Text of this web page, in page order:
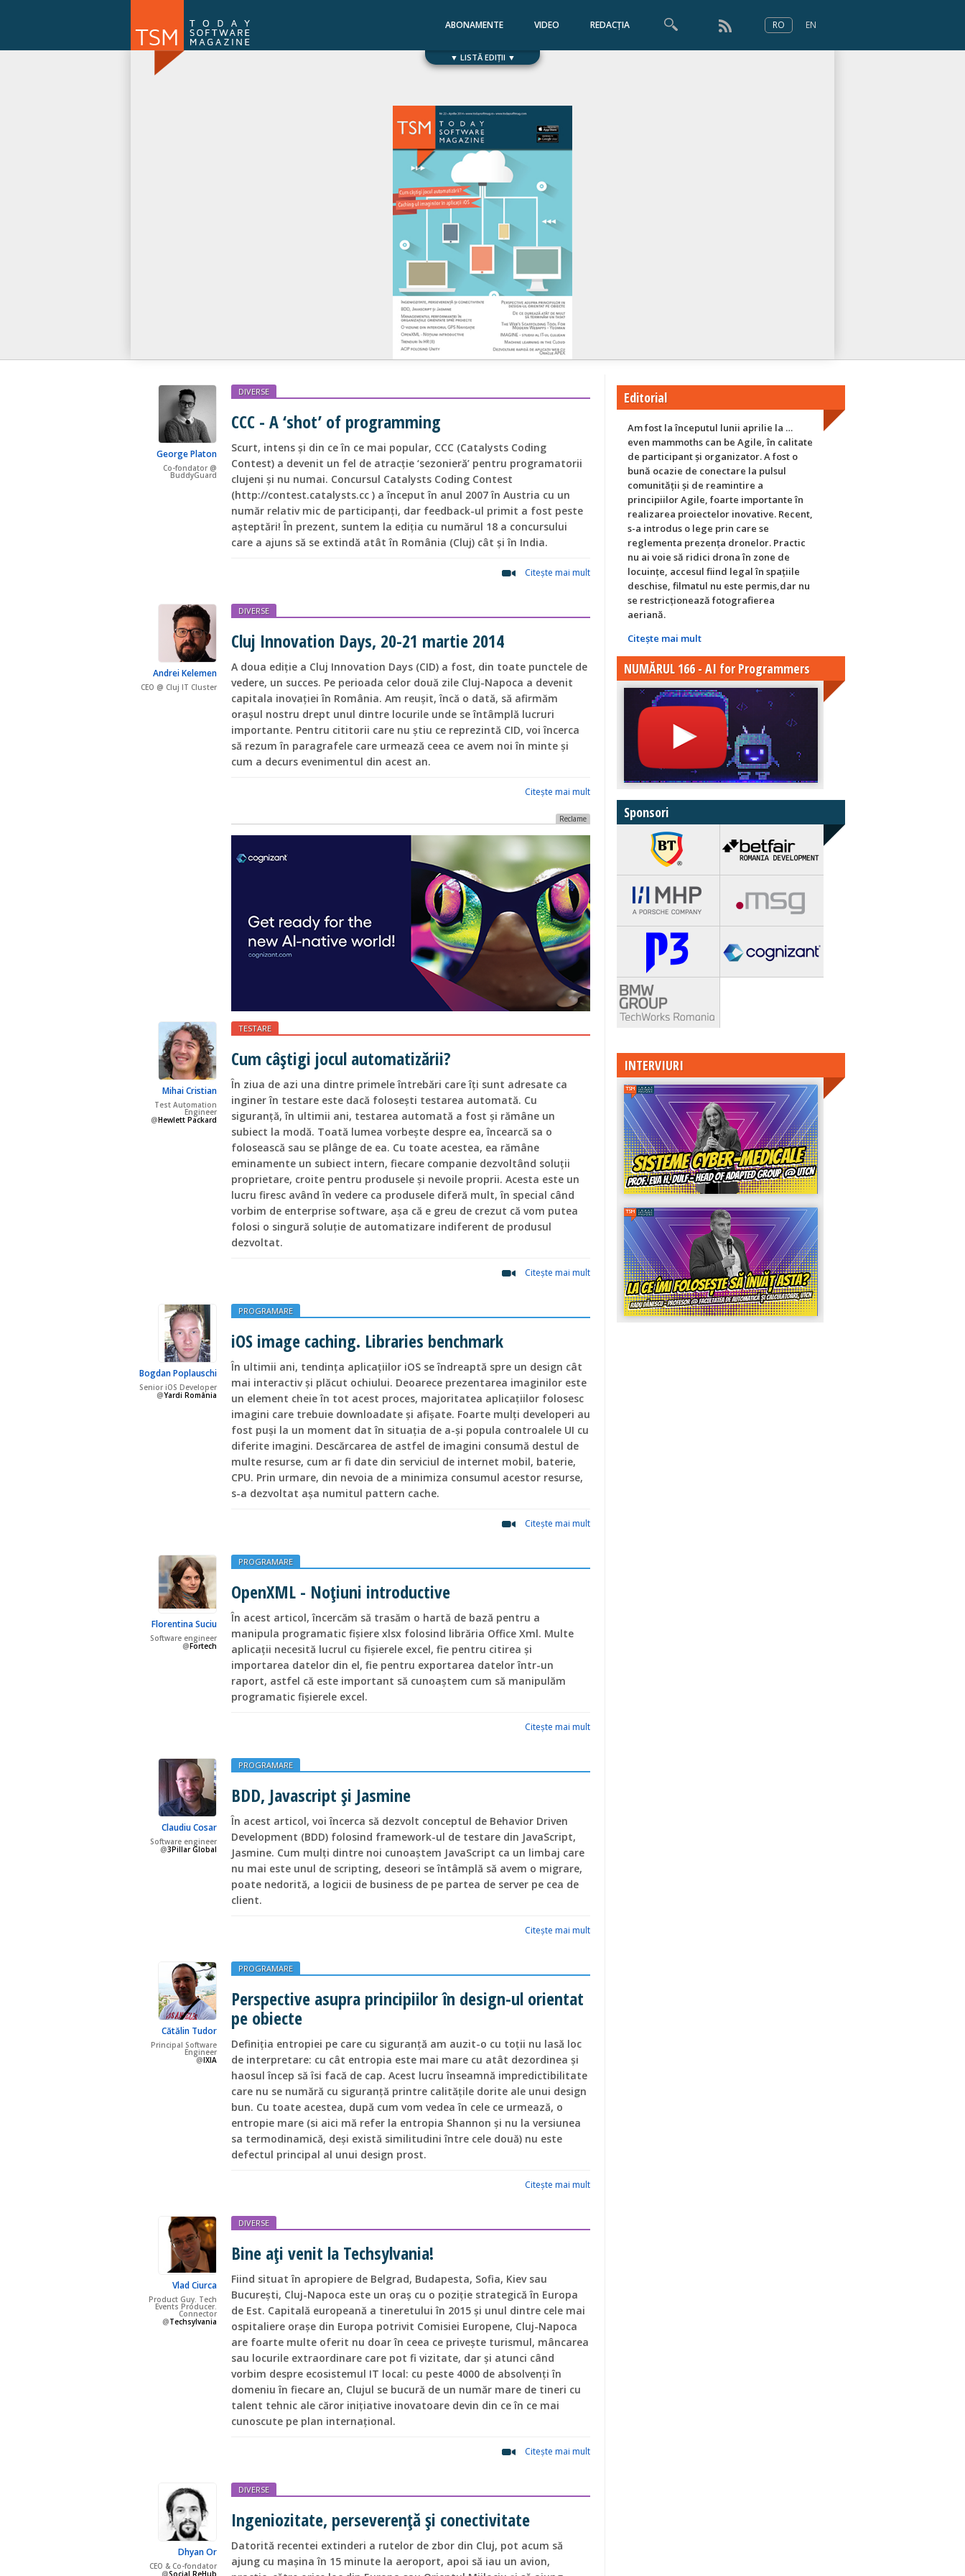
ABONAMENTE VIDEO REDACȚIA RO EN
▼ LISTĂ EDIȚII ▼
George Platon
Co-fondator @
BuddyGuard
DIVERSE
CCC - A ‘shot’ of programming
Scurt, intens și din ce în ce mai popular, CCC (Catalysts Coding
Contest) a devenit un fel de atracție ‘sezonieră’ pentru programatorii
clujeni și nu numai. Concursul Catalysts Coding Contest
(http://contest.catalysts.cc ) a început în anul 2007 în Austria cu un
număr relativ mic de participanți, dar feedback-ul primit a fost peste
așteptări! În prezent, suntem la ediția cu numărul 18 a concursului
care a ajuns să se extindă atât în România (Cluj) cât și în India.
Citeşte mai mult
Andrei Kelemen
CEO @ Cluj IT Cluster
DIVERSE
Cluj Innovation Days, 20-21 martie 2014
A doua ediție a Cluj Innovation Days (CID) a fost, din toate punctele de
vedere, un succes. Pe perioada celor două zile Cluj-Napoca a devenit
capitala inovației în România. Am reușit, încă o dată, să afirmăm
orașul nostru drept unul dintre locurile unde se întâmplă lucruri
importante. Pentru cititorii care nu știu ce reprezintă CID, voi încerca
să rezum în paragrafele care urmează ceea ce avem noi în minte și
cum a decurs evenimentul din acest an.
Citeşte mai mult
Reclame
Mihai Cristian
Test Automation
Engineer
@Hewlett Packard
TESTARE
Cum câştigi jocul automatizării?
În ziua de azi una dintre primele întrebări care îţi sunt adresate ca
inginer în testare este dacă foloseşti testarea automată. Cu
siguranţă, în ultimii ani, testarea automată a fost şi rămâne un
subiect la modă. Toată lumea vorbeşte despre ea, încearcă sa o
folosească sau se plânge de ea. Cu toate acestea, ea rămâne
eminamente un subiect intern, fiecare companie dezvoltând soluţii
proprietare, croite pentru produsele și nevoile proprii. Acesta este un
lucru firesc având în vedere ca produsele diferă mult, în special când
vorbim de enterprise software, aşa că e greu de crezut că vom putea
folosi o singură soluţie de automatizare indiferent de produsul
dezvoltat.
Citeşte mai mult
Bogdan Poplauschi
Senior iOS Developer
@Yardi România
PROGRAMARE
iOS image caching. Libraries benchmark
În ultimii ani, tendința aplicațiilor iOS se îndreaptă spre un design cât
mai interactiv și plăcut ochiului. Deoarece prezentarea imaginilor este
un element cheie în tot acest proces, majoritatea aplicațiilor folosesc
imagini care trebuie downloadate și afișate. Foarte mulți developeri au
fost puși la un moment dat în situația de a-și popula controalele UI cu
diferite imagini. Descărcarea de astfel de imagini consumă destul de
multe resurse, cum ar fi date din serviciul de internet mobil, baterie,
CPU. Prin urmare, din nevoia de a minimiza consumul acestor resurse,
s-a dezvoltat așa numitul pattern cache.
Citeşte mai mult
Florentina Suciu
Software engineer
@Fortech
PROGRAMARE
OpenXML - Noţiuni introductive
În acest articol, încercăm să trasăm o hartă de bază pentru a
manipula programatic fişiere xlsx folosind librăria Office Xml. Multe
aplicaţii necesită lucrul cu fişierele excel, fie pentru citirea şi
importarea datelor din el, fie pentru exportarea datelor într-un
raport, astfel că este important să cunoaştem cum să manipulăm
programatic fişierele excel.
Citeşte mai mult
Claudiu Cosar
Software engineer
@3Pillar Global
PROGRAMARE
BDD, Javascript și Jasmine
În acest articol, voi încerca să dezvolt conceptul de Behavior Driven
Development (BDD) folosind framework-ul de testare din JavaScript,
Jasmine. Cum mulți dintre noi cunoaștem JavaScript ca un limbaj care
nu mai este unul de scripting, deseori se întâmplă să avem o migrare,
poate nedorită, a logicii de business de pe partea de server pe cea de
client.
Citeşte mai mult
Cătălin Tudor
Principal Software
Engineer
@IXIA
PROGRAMARE
Perspective asupra principiilor în design-ul orientat
pe obiecte
Definiția entropiei pe care cu siguranță am auzit-o cu toții nu lasă loc
de interpretare: cu cât entropia este mai mare cu atât dezordinea și
haosul încep să îsi facă de cap. Acest lucru înseamnă impredictibilitate
care nu se numără cu siguranță printre calitățile dorite ale unui design
bun. Cu toate acestea, după cum vom vedea în cele ce urmează, o
entropie mare (si aici mă refer la entropia Shannon și nu la versiunea
sa termodinamică, deși există similitudini între cele două) nu este
defectul principal al unui design prost.
Citeşte mai mult
Vlad Ciurca
Product Guy. Tech
Events Producer.
Connector
@Techsylvania
DIVERSE
Bine aţi venit la Techsylvania!
Fiind situat în apropiere de Belgrad, Budapesta, Sofia, Kiev sau
Bucureşti, Cluj-Napoca este un oraş cu o poziţie strategică în Europa
de Est. Capitală europeană a tineretului în 2015 şi unul dintre cele mai
ospitaliere oraşe din Europa potrivit Comisiei Europene, Cluj-Napoca
are foarte multe oferit nu doar în ceea ce priveşte turismul, mâncarea
sau locurile extraordinare care pot fi vizitate, dar şi atunci când
vorbim despre ecosistemul IT local: cu peste 4000 de absolvenţi în
domeniu în fiecare an, Clujul se bucură de un număr mare de tineri cu
talent tehnic ale căror iniţiative inovatoare devin din ce în ce mai
cunoscute pe plan internaţional.
Citeşte mai mult
Dhyan Or
CEO & Co-fondator
@Social ReHub
DIVERSE
Ingeniozitate, perseverență și conectivitate
Datorită recentei extinderi a rutelor de zbor din Cluj, pot acum să
ajung cu mașina în 15 minute la aeroport, apoi să iau un avion,
Editorial
Am fost la începutul lunii aprilie la …
even mammoths can be Agile, în calitate
de participant și organizator. A fost o
bună ocazie de conectare la pulsul
comunității și de reamintire a
principiilor Agile, foarte importante în
realizarea proiectelor inovative. Recent,
s-a introdus o lege prin care se
reglementa prezența dronelor. Practic
nu ai voie să ridici drona în zone de
locuințe, accesul fiind legal în spațiile
deschise, filmatul nu este permis,dar nu
se restricționează fotografierea
aeriană.
Citeşte mai mult
NUMĂRUL 166 - AI for Programmers
Sponsori
INTERVIURI